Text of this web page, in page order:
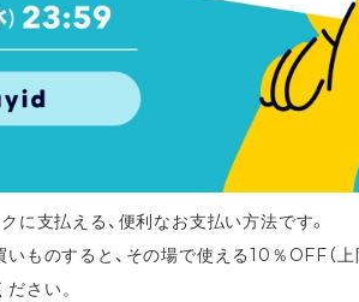
に支払える、便利なお支払い方法です。
ものすると、その場で使える10％OFF（
さい。